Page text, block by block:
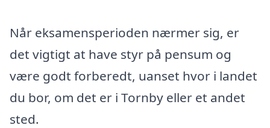
Når eksamensperioden nærmer sig, er
det vigtigt at have styr på pensum og
være godt forberedt, uanset hvor i landet
du bor, om det er i Tornby eller et andet
sted.